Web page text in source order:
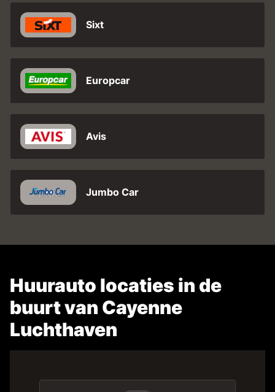
Sixt
Europcar
Avis
Jumbo Car
Huurauto locaties in de
buurt van Cayenne
Luchthaven